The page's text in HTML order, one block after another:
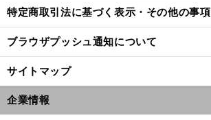
特定商取引法に基づく表示・その他の事項
ブラウザプッシュ通知について
サイトマップ
企業情報